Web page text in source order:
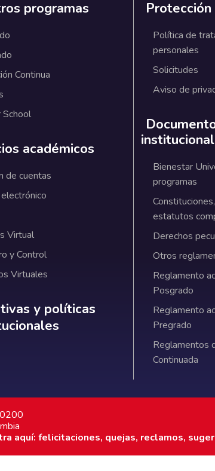
programas
Continua
académicos
de cuentas
Virtual
y Control
Virtuales
y políticas institucionales
y políticas
Política de
personales
Solicitudes
Aviso de
Bienestar
programas
estatutos
Derechos
Otros
Reglamento
Posgrado
Reglamento
Pregrado
Reglamentos
Continuada
aquí: felicitaciones, quejas, reclamos,